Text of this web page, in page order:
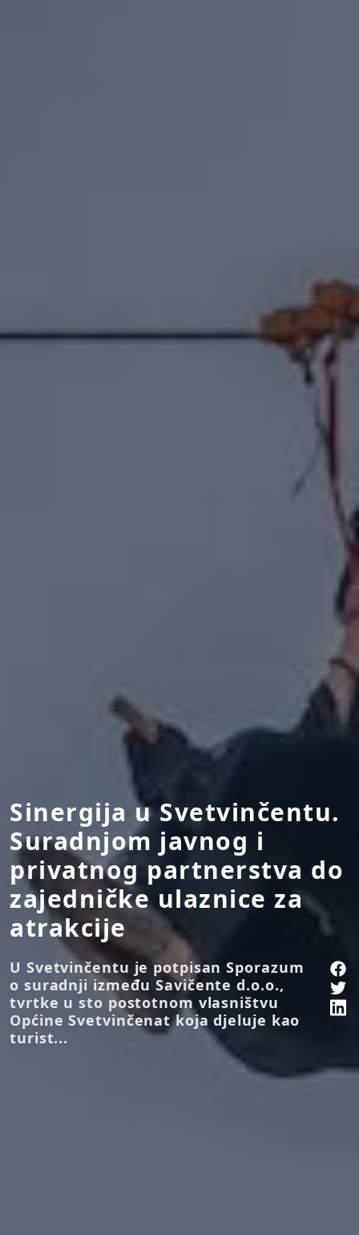
Sinergija u Svetvinčentu.
Suradnjom javnog i
privatnog partnerstva do
zajedničke ulaznice za
atrakcije
U Svetvinčentu je potpisan Sporazum
o suradnji između Savičente d.o.o.,
tvrtke u sto postotnom vlasništvu
Općine Svetvinčenat koja djeluje kao
turist...